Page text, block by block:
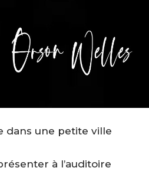
dans une petite ville
à l’auditoire